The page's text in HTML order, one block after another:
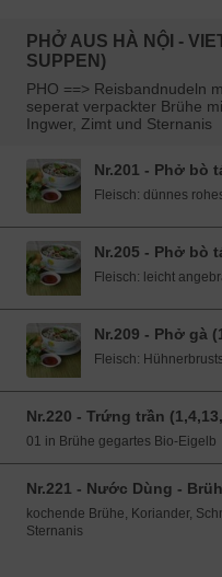
PHỞ AUS HÀ NỘI -
SUPPEN)
PHO ==> Reisbandnudeln
seperat verpackter Brühe
Ingwer, Zimt und Sternanis
Nr.201 - Phở bò
Fleisch: dünnes
Nr.205 - Phở bò
Fleisch: leicht
Nr.209 - Phở gà
Fleisch:
Nr.220 - Trứng trần
01 in Brühe gegartes Bio-Eigelb
Nr.221 - Nước Dùng -
kochende Brühe, Koriander,
Sternanis